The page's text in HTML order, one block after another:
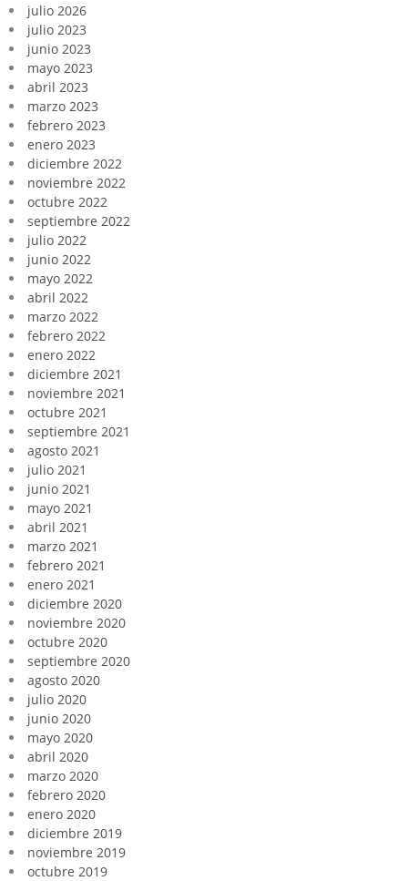
julio 2026
julio 2023
junio 2023
mayo 2023
abril 2023
marzo 2023
febrero 2023
enero 2023
diciembre 2022
noviembre 2022
octubre 2022
septiembre 2022
julio 2022
junio 2022
mayo 2022
abril 2022
marzo 2022
febrero 2022
enero 2022
diciembre 2021
noviembre 2021
octubre 2021
septiembre 2021
agosto 2021
julio 2021
junio 2021
mayo 2021
abril 2021
marzo 2021
febrero 2021
enero 2021
diciembre 2020
noviembre 2020
octubre 2020
septiembre 2020
agosto 2020
julio 2020
junio 2020
mayo 2020
abril 2020
marzo 2020
febrero 2020
enero 2020
diciembre 2019
noviembre 2019
octubre 2019